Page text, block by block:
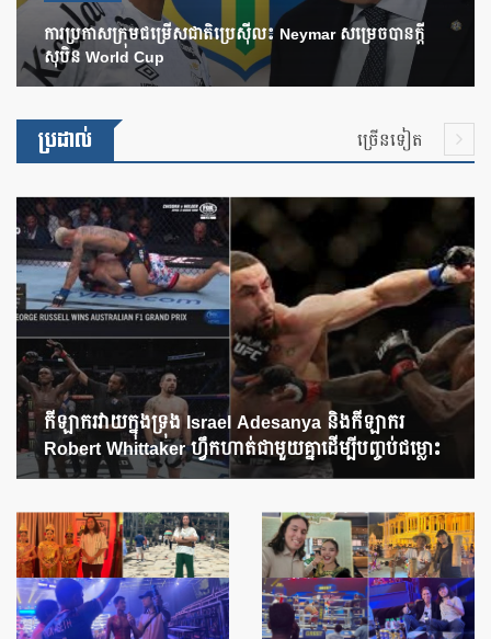
ការប្រកាសក្រុមជម្រើសជាតិប្រេស៊ីល៖ Neymar សម្រេចបានក្តី
សុបិន World Cup
ប្រដាល់ ច្រើនទៀត
កីឡាករវាយក្នុងទ្រុង Israel Adesanya និងកីឡាករ
Robert Whittaker ហ្វឹកហាត់ជាមួយគ្នាដើម្បីបញ្ចប់ជម្លោះ